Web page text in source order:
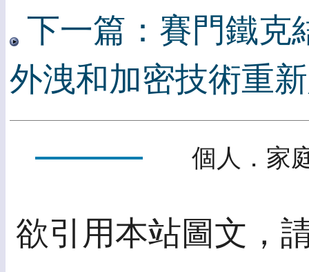
下一篇：賽門鐵克
外洩和加密技術重
個人．家
欲引用本站圖文，